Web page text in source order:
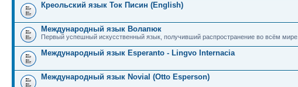
Креольский язык Ток Писин (English)
Международный язык Волапюк
Первый успешный искусственный язык, получивший распространение во всём мире.
Международный язык Esperanto - Lingvo Internacia
Международный язык Novial (Otto Esperson)